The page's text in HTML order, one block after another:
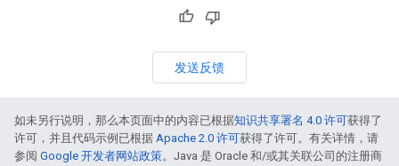
发送反馈
如未另行说明，那么本页面中的内容已根据知识共享署名 4.0 许可获得了
许可，并且代码示例已根据 Apache 2.0 许可获得了许可。有关详情，请
参阅 Google 开发者网站政策。Java 是 Oracle 和/或其关联公司的注册商